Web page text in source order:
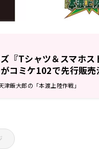
『Tシャツ＆スマホス
コミケ102で先行販売
楓と天津向の「本渡上
津飯大郎の「本渡上陸作戦」